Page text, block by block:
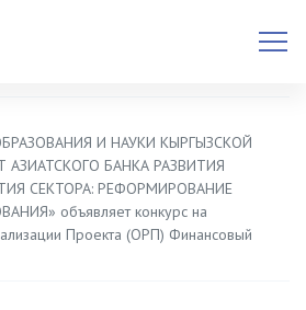
И НАУКИ КЫРГЫЗСКОЙ
АЗИАТСКОГО БАНКА РАЗВИТИЯ
СЕКТОРА: РЕФОРМИРОВАНИЕ
объявляет конкурс на
Проекта (ОРП) Финансовый